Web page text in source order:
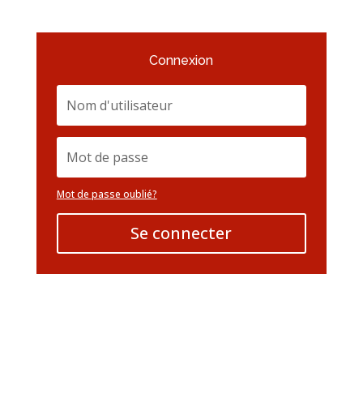
Connexion
Mot de passe oublié?
Se connecter